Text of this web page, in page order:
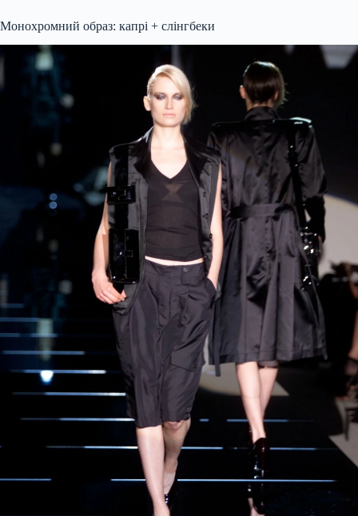
Монохромний образ: капрі + слінгбеки